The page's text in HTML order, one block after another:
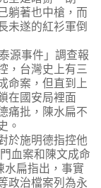
躺著也中槍，而
未遂的紅衫軍倒
源事件」調查報
，台灣史上有三
命案，但直到上
在國安局裡面
痛批，陳水扁不
。
於施明德指控他
血案和陳文成命
水扁指出，事實
政治檔案列為永